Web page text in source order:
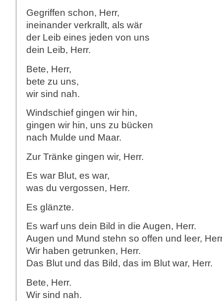
Gegriffen schon, Herr,
ineinander verkrallt, als wär
der Leib eines jeden von uns
dein Leib, Herr.
Bete, Herr,
bete zu uns,
wir sind nah.
Windschief gingen wir hin,
gingen wir hin, uns zu bücken
nach Mulde und Maar.
Zur Tränke gingen wir, Herr.
Es war Blut, es war,
was du vergossen, Herr.
Es glänzte.
Es warf uns dein Bild in die Augen, Herr.
Augen und Mund stehn so offen und leer,
Wir haben getrunken, Herr.
Das Blut und das Bild, das im Blut war, Herr.
Bete, Herr.
Wir sind nah.